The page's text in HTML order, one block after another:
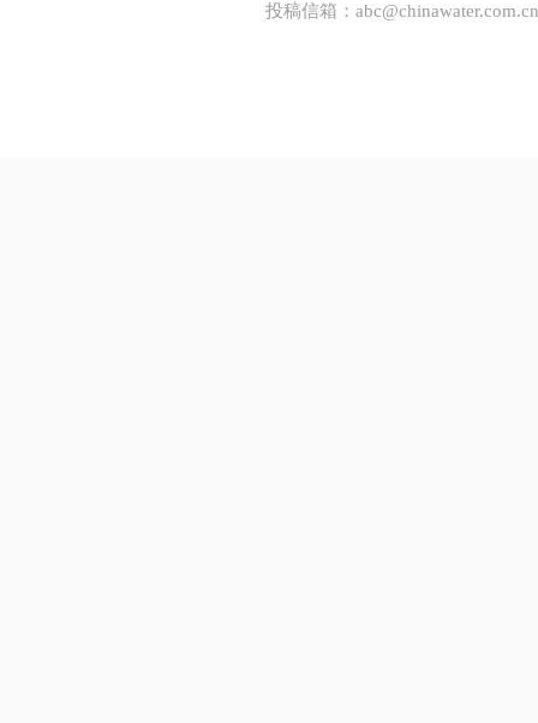
投稿信箱： abc@chinawater.com.cn